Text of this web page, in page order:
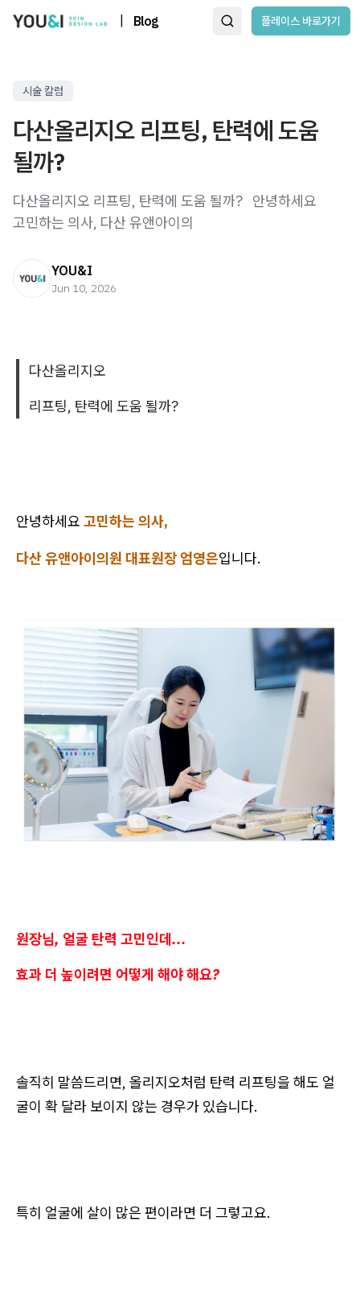
Blog 플레이스 바로가기
시술 칼럼
다산올리지오 리프팅, 탄력에 도움
될까?
다산올리지오 리프팅, 탄력에 도움 될까? ​ ​ 안녕하세요
고민하는 의사, 다산 유앤아이의
YOU&I
Jun 10, 2026
다산올리지오
리프팅, 탄력에 도움 될까?
안녕하세요 고민하는 의사,
다산 유앤아이의원 대표원장 엄영은입니다.
원장님, 얼굴 탄력 고민인데...
효과 더 높이려면 어떻게 해야 해요?
솔직히 말씀드리면, 올리지오처럼 탄력 리프팅을 해도 얼
굴이 확 달라 보이지 않는 경우가 있습니다.
특히 얼굴에 살이 많은 편이라면 더 그렇고요.